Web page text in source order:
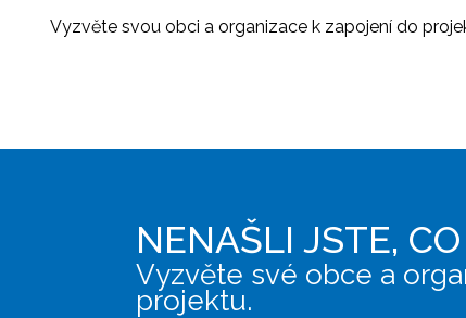
Vyzvěte svou obci a organizace k zapojení do
NENAŠLI JSTE,
Vyzvěte své obce a
projektu.